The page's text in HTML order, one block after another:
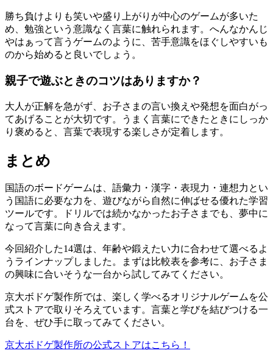
勝ち負けよりも笑いや盛り上がりが中心のゲームが多いた
め、勉強という意識なく言葉に触れられます。へんなかんじ
やはぁって言うゲームのように、苦手意識をほぐしやすいも
のから始めると良いでしょう。
親子で遊ぶときのコツはありますか？
大人が正解を急がず、お子さまの言い換えや発想を面白がっ
てあげることが大切です。うまく言葉にできたときにしっか
り褒めると、言葉で表現する楽しさが定着します。
まとめ
国語のボードゲームは、語彙力・漢字・表現力・連想力とい
う国語に必要な力を、遊びながら自然に伸ばせる優れた学習
ツールです。ドリルでは続かなかったお子さまでも、夢中に
なって言葉に向き合えます。
今回紹介した14選は、年齢や鍛えたい力に合わせて選べるよ
うラインナップしました。まずは比較表を参考に、お子さま
の興味に合いそうな一台から試してみてください。
京大ボドゲ製作所では、楽しく学べるオリジナルゲームを公
式ストアで取りそろえています。言葉と学びを結びつける一
台を、ぜひ手に取ってみてください。
京大ボドゲ製作所の公式ストアはこちら！